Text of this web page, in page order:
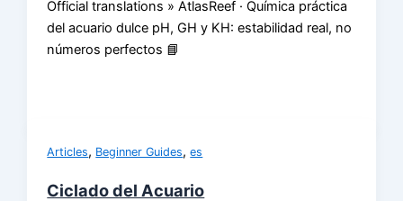
Official translations » AtlasReef · Química práctica
del acuario dulce pH, GH y KH: estabilidad real, no
números perfectos 📘
Articles, Beginner Guides,es
Ciclado del Acuario